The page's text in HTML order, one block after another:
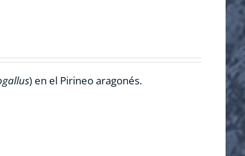
) en el Pirineo aragonés.